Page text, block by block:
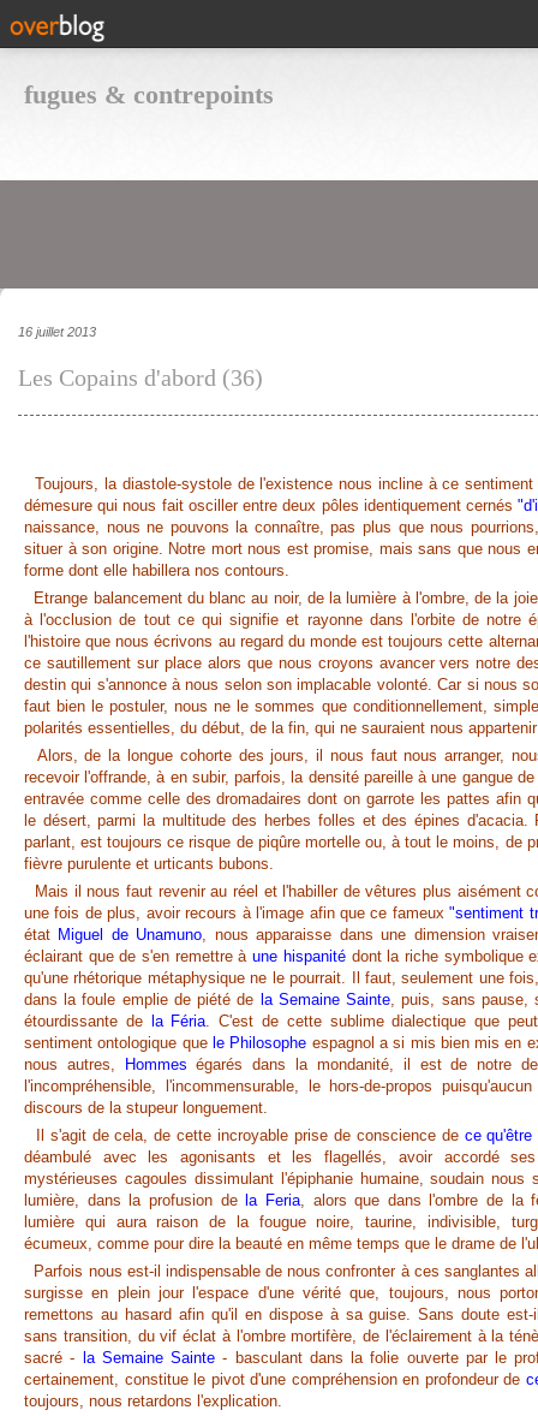
fugues & contrepoints
16 juillet 2013
Les Copains d'abord (36)
Toujours, la diastole-systole de l'existence nous incline à ce
démesure qui nous fait osciller entre deux pôles identiquement cernés
naissance, nous ne pouvons la connaître, pas plus que nous
situer à son origine. Notre mort nous est promise, mais sans que nous
forme dont elle habillera nos contours.
Etrange balancement du blanc au noir, de la lumière à l'ombre, de la
à l'occlusion de tout ce qui signifie et rayonne dans l'orbite de notre
l'histoire que nous écrivons au regard du monde est toujours cette
ce sautillement sur place alors que nous croyons avancer vers notre
destin qui s'annonce à nous selon son implacable volonté. Car si nous
faut bien le postuler, nous ne le sommes que conditionnellement,
polarités essentielles, du début, de la fin, qui ne sauraient nous
Alors, de la longue cohorte des jours, il nous faut nous arranger,
recevoir l'offrande, à en subir, parfois, la densité pareille à une gangue
entravée comme celle des dromadaires dont on garrote les pattes afin
le désert, parmi la multitude des herbes folles et des épines d'acacia.
parlant, est toujours ce risque de piqûre mortelle ou, à tout le moins, de
fièvre purulente et urticants bubons.
Mais il nous faut revenir au réel et l'habiller de vêtures plus aisément
une fois de plus, avoir recours à l'image afin que ce fameux "sentiment
état Miguel de Unamuno, nous apparaisse dans une dimension
éclairant que de s'en remettre à une hispanité dont la riche symbolique
qu'une rhétorique métaphysique ne le pourrait. Il faut, seulement une
dans la foule emplie de piété de la Semaine Sainte, puis, sans pause,
étourdissante de
la Féria. C'est de cette sublime dialectique que
sentiment ontologique que le Philosophe espagnol a si mis bien mis en
nous autres,
Hommes égarés dans la mondanité, il est de notre
l'incompréhensible, l'incommensurable, le hors-de-propos
discours de la stupeur longuement.
Il s'agit de cela, de cette incroyable prise de conscience de ce
déambulé avec les agonisants et les flagellés, avoir accordé
mystérieuses cagoules dissimulant l'épiphanie humaine, soudain nous
lumière, dans la profusion de
la Feria, alors que dans l'ombre de la
lumière qui aura raison de la fougue noire, taurine, indivisible,
écumeux, comme pour dire la beauté en même temps que le drame de
Parfois nous est-il indispensable de nous confronter à ces sanglantes
surgisse en plein jour l'espace d'une vérité que, toujours, nous
remettons au hasard afin qu'il en dispose à sa guise. Sans doute est-
sans transition, du vif éclat à l'ombre mortifère, de l'éclairement à la
sacré -
la Semaine Sainte - basculant dans la folie ouverte par le
certainement, constitue le pivot d'une compréhension en profondeur de
toujours, nous retardons l'explication.